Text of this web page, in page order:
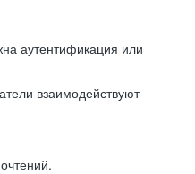
аутентификация или
взаимодействуют